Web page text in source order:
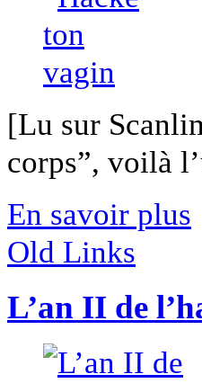
[Lu sur
corps”, voilà
En savoir plus
Old Links
L’an II de